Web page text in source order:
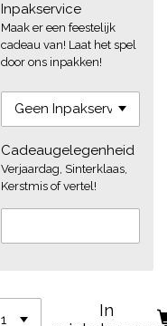
Inpakservice
Maak er een feestelijk
cadeau van! Laat het spel
door ons inpakken!
Cadeaugelegenheid
Verjaardag, Sinterklaas,
Kerstmis of vertel!
In